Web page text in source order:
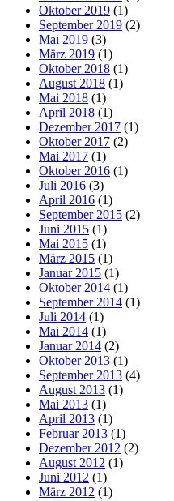
Oktober 2019 (1)
September 2019 (2)
Mai 2019 (3)
März 2019 (1)
Oktober 2018 (1)
August 2018 (1)
Mai 2018 (1)
April 2018 (1)
Dezember 2017 (1)
Oktober 2017 (2)
Mai 2017 (1)
Oktober 2016 (1)
Juli 2016 (3)
April 2016 (1)
September 2015 (2)
Juni 2015 (1)
Mai 2015 (1)
März 2015 (1)
Januar 2015 (1)
Oktober 2014 (1)
September 2014 (1)
Juli 2014 (1)
Mai 2014 (1)
Januar 2014 (2)
Oktober 2013 (1)
September 2013 (4)
August 2013 (1)
Mai 2013 (1)
April 2013 (1)
Februar 2013 (1)
Dezember 2012 (2)
August 2012 (1)
Juni 2012 (1)
März 2012 (1)